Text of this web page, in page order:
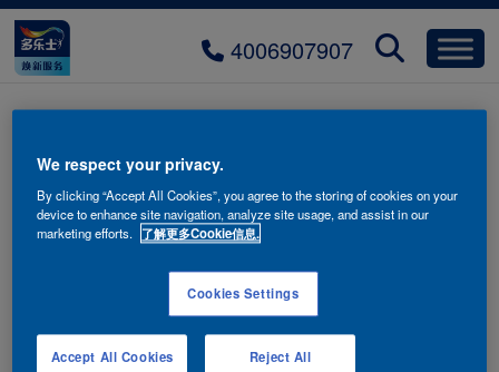
4006907907
山丘褐 21YY 38/102
We respect your privacy.
By clicking “Accept All Cookies”, you agree to the storing of cookies on your
device to enhance site navigation, analyze site usage, and assist in our
marketing efforts. 了解更多Cookie信息.
Cookies Settings
Reject All
Accept All Cookies